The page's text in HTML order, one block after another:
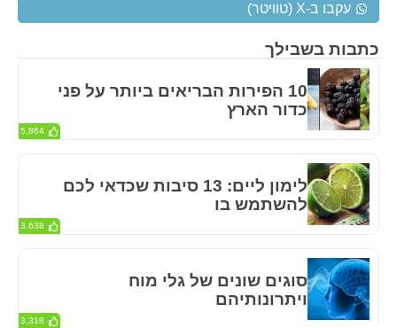
כתבות בשבילך
10 הפירות הבריאים ביותר על פני
כדור הארץ
5,864
לימון ליים: 13 סיבות שכדאי לכם
להשתמש בו
3,638
סוגים שונים של גלי מוח
ויתרונותיהם
3,318
עקבו ב-X (טוויטר)